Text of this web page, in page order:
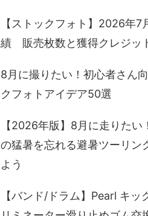
【ストックフォト】2026年7
績 販売枚数と獲得クレジッ
8月に撮りたい！初心者さん
クフォトアイデア50選
【2026年版】8月に走りたい
の猛暑を忘れる避暑ツーリン
よう
【バンド/ドラム】Pearl キッ